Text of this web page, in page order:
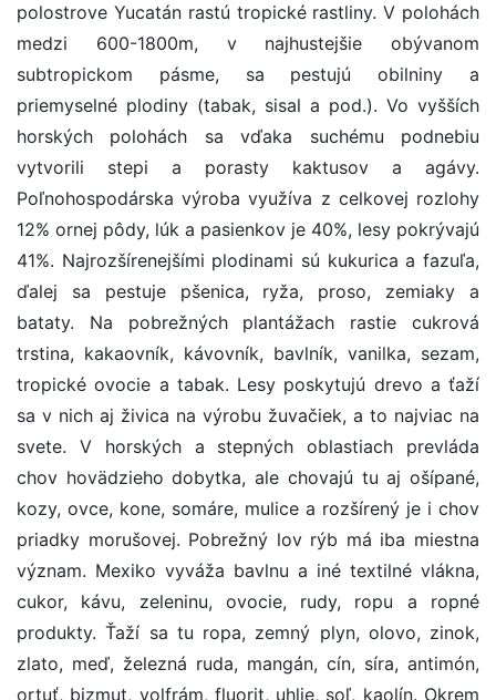
polostrove Yucatán rastú tropické rastliny. V polohách
medzi 600-1800m, v najhustejšie obývanom
subtropickom pásme, sa pestujú obilniny a
priemyselné plodiny (tabak, sisal a pod.). Vo vyšších
horských polohách sa vďaka suchému podnebiu
vytvorili stepi a porasty kaktusov a agávy.
Poľnohospodárska výroba využíva z celkovej rozlohy
12% ornej pôdy, lúk a pasienkov je 40%, lesy pokrývajú
41%. Najrozšírenejšími plodinami sú kukurica a fazuľa,
ďalej sa pestuje pšenica, ryža, proso, zemiaky a
bataty. Na pobrežných plantážach rastie cukrová
trstina, kakaovník, kávovník, bavlník, vanilka, sezam,
tropické ovocie a tabak. Lesy poskytujú drevo a ťaží
sa v nich aj živica na výrobu žuvačiek, a to najviac na
svete. V horských a stepných oblastiach prevláda
chov hovädzieho dobytka, ale chovajú tu aj ošípané,
kozy, ovce, kone, somáre, mulice a rozšírený je i chov
priadky morušovej. Pobrežný lov rýb má iba miestna
význam. Mexiko vyváža bavlnu a iné textilné vlákna,
cukor, kávu, zeleninu, ovocie, rudy, ropu a ropné
produkty. Ťaží sa tu ropa, zemný plyn, olovo, zinok,
zlato, meď, železná ruda, mangán, cín, síra, antimón,
ortuť, bizmut, volfrám, fluorit, uhlie, soľ, kaolín. Okrem